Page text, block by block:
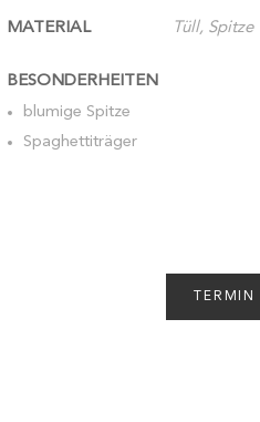
MATERIAL Tüll, Spitze
BESONDERHEITEN
blumige Spitze
Spaghettiträger